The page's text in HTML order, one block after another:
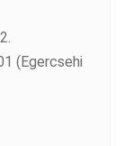
(Egercsehi